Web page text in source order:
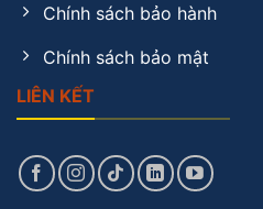
Chính sách bảo hành
Chính sách bảo mật
LIÊN KẾT